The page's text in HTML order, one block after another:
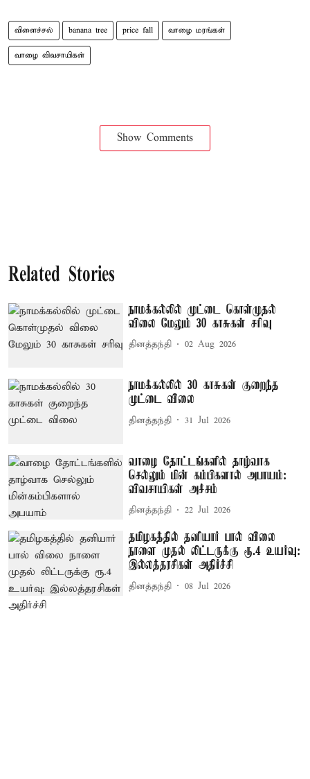
விளைச்சல் banana tree price fall வாழை மரங்கள்
வாழை விவசாயிகள்
Show Comments
Related Stories
நாமக்கல்லில் முட்டை கொள்முதல்
விலை மேலும் 30 காசுகள் சரிவு
தினத்தந்தி 02 Aug 2026
நாமக்கல்லில் 30 காசுகள் குறைந்த
முட்டை விலை
தினத்தந்தி 31 Jul 2026
வாழை தோட்டங்களில் தாழ்வாக
செல்லும் மின் கம்பிகளால் அபாயம்:
விவசாயிகள் அச்சம்
தினத்தந்தி 22 Jul 2026
தமிழகத்தில் தனியார் பால் விலை
நாளை முதல் லிட்டருக்கு ரூ.4 உயர்வு:
இல்லத்தரசிகள் அதிர்ச்சி
தினத்தந்தி 08 Jul 2026